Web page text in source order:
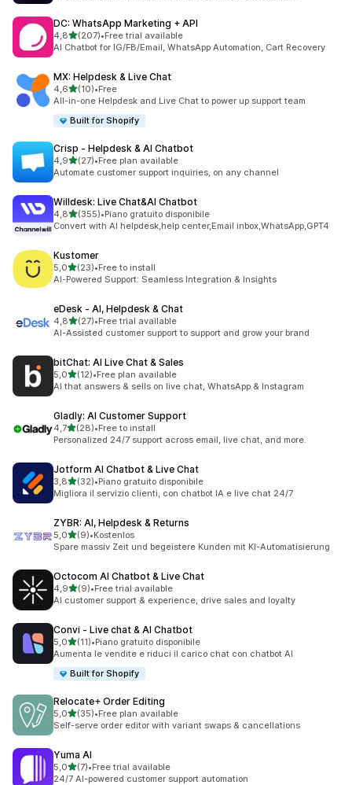
DC: WhatsApp Marketing + API
4,8stelle su 5
(207)
207 recensioni totali
•Free trial available
AI Chatbot for IG/FB/Email, WhatsApp Automation, Cart Recovery
MX: Helpdesk & Live Chat
4,6stelle su 5
(10)
10 recensioni totali
•Free
All-in-one Helpdesk and Live Chat to power up support team
Built for Shopify
Crisp ‑ Helpdesk & AI Chatbot
4,9stelle su 5
(27)
27 recensioni totali
•Free plan available
Automate customer support inquiries, on any channel
Willdesk: Live Chat&AI Chatbot
4,8stelle su 5
(355)
355 recensioni totali
•Piano gratuito disponibile
Convert with AI helpdesk,help center,Email inbox,WhatsApp,GPT4
Kustomer
5,0stelle su 5
(23)
23 recensioni totali
•Free to install
AI-Powered Support: Seamless Integration & Insights
eDesk ‑ AI, Helpdesk & Chat
4,8stelle su 5
(27)
27 recensioni totali
•Free trial available
AI-Assisted customer support to support and grow your brand
bitChat: AI Live Chat & Sales
5,0stelle su 5
(12)
12 recensioni totali
•Free plan available
AI that answers & sells on live chat, WhatsApp & Instagram
Gladly: AI Customer Support
4,7stelle su 5
(28)
28 recensioni totali
•Free to install
Personalized 24/7 support across email, live chat, and more.
Jotform AI Chatbot & Live Chat
3,8stelle su 5
(32)
32 recensioni totali
•Piano gratuito disponibile
Migliora il servizio clienti, con chatbot IA e live chat 24/7
ZYBR: AI, Helpdesk & Returns
5,0stelle su 5
(9)
9 recensioni totali
•Kostenlos
Spare massiv Zeit und begeistere Kunden mit KI-Automatisierung
Octocom AI Chatbot & Live Chat
4,9stelle su 5
(9)
9 recensioni totali
•Free trial available
AI customer support & experience, drive sales and loyalty
Convi ‑ Live chat & AI Chatbot
5,0stelle su 5
(11)
11 recensioni totali
•Piano gratuito disponibile
Aumenta le vendite e riduci il carico chat con chatbot AI
Built for Shopify
Relocate+ Order Editing
5,0stelle su 5
(35)
35 recensioni totali
•Free plan available
Self-serve order editor with variant swaps & cancellations
Yuma AI
5,0stelle su 5
(7)
7 recensioni totali
•Free trial available
24/7 AI-powered customer support automation